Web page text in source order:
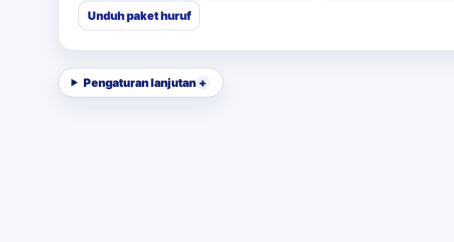
Unduh paket huruf
Pengaturan lanjutan